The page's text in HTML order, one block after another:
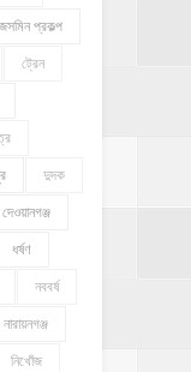
প্রকল্প
ট্রেন
দুদক
দেওয়ানগঞ্জ
ধর্ষণ
নববর্ষ
নারায়নগঞ্জ
নিখোঁজ